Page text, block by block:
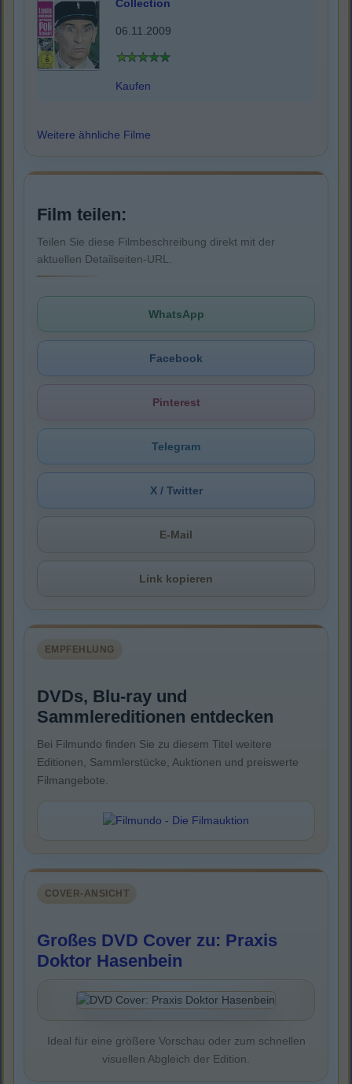
Collection
06.11.2009
Kaufen
Weitere ähnliche Filme
Film teilen:
Teilen Sie diese Filmbeschreibung direkt mit der
aktuellen Detailseiten-URL.
WhatsApp
Facebook
Pinterest
Telegram
X / Twitter
E-Mail
Link kopieren
EMPFEHLUNG
DVDs, Blu-ray und
Sammlereditionen entdecken
Bei Filmundo finden Sie zu diesem Titel weitere
Editionen, Sammlerstücke, Auktionen und preiswerte
Filmangebote.
COVER-ANSICHT
Großes DVD Cover zu: Praxis
Doktor Hasenbein
Ideal für eine größere Vorschau oder zum schnellen
visuellen Abgleich der Edition.